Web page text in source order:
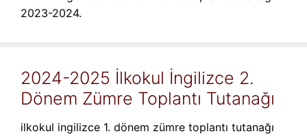
2023-2024.
2024-2025 İlkokul İngilizce 2.
Dönem Zümre Toplantı Tutanağı
ilkokul ingilizce 1. dönem zümre toplantı tutanağı